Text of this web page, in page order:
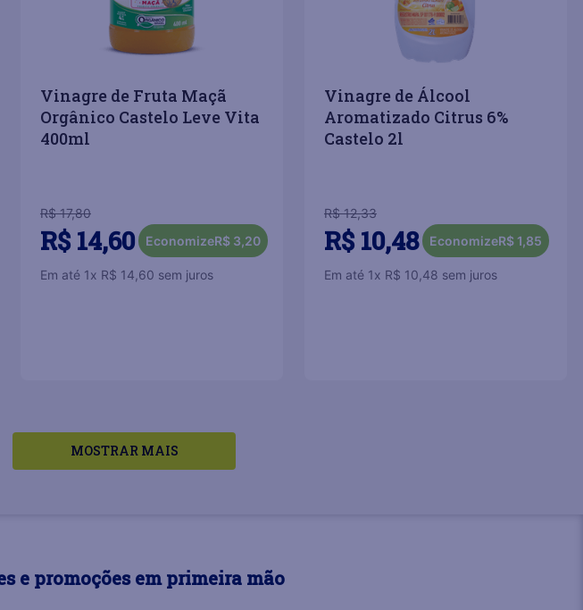
Vinagre de Fruta Maçã
Orgânico Castelo Leve Vita
400ml
R$ 17,80
R$ 14,60 EconomizeR$ 3,20
Em até 1x R$ 14 60 sem juros
Vinagre de Álcool
Aromatizado Citrus 6%
Castelo 2l
R$ 12,33
R$ 10,48 EconomizeR$ 1,85
Em até 1x R$ 10 48 sem juros
MOSTRAR MAIS
e promoções em primeira mão